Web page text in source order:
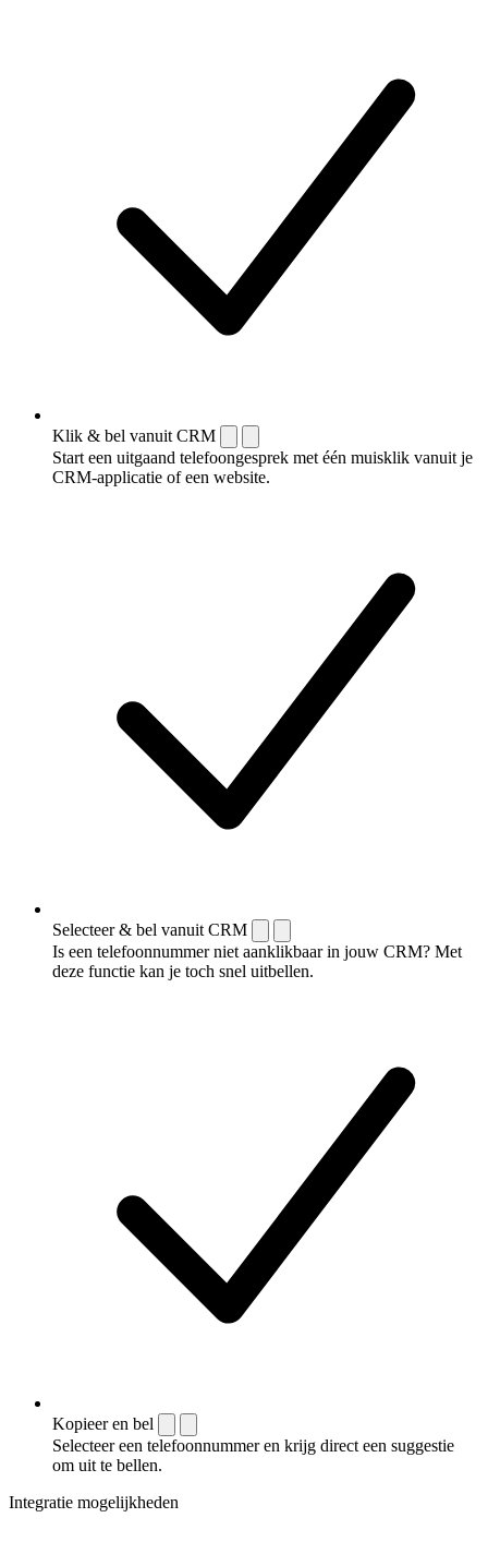
Klik & bel vanuit CRM
Start een uitgaand telefoongesprek met één muisklik vanuit je
CRM-applicatie of een website.
Selecteer & bel vanuit CRM
Is een telefoonnummer niet aanklikbaar in jouw CRM? Met
deze functie kan je toch snel uitbellen.
Kopieer en bel
Selecteer een telefoonnummer en krijg direct een suggestie
om uit te bellen.
Integratie mogelijkheden